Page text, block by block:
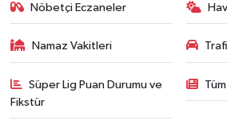
Nöbetçi Eczaneler
Namaz Vakitleri
Süper Lig Puan Durumu ve
Fikstür